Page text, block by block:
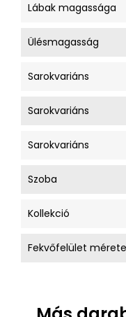
Lábak magassága
Ülésmagasság
Sarokvariáns
Sarokvariáns
Sarokvariáns
Szoba
Kollekció
Fekvőfelület mérete